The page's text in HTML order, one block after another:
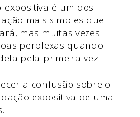
expositiva é um dos
mais simples que
mas muitas vezes
perplexas quando
pela primeira vez.
a confusão sobre o
expositiva de uma